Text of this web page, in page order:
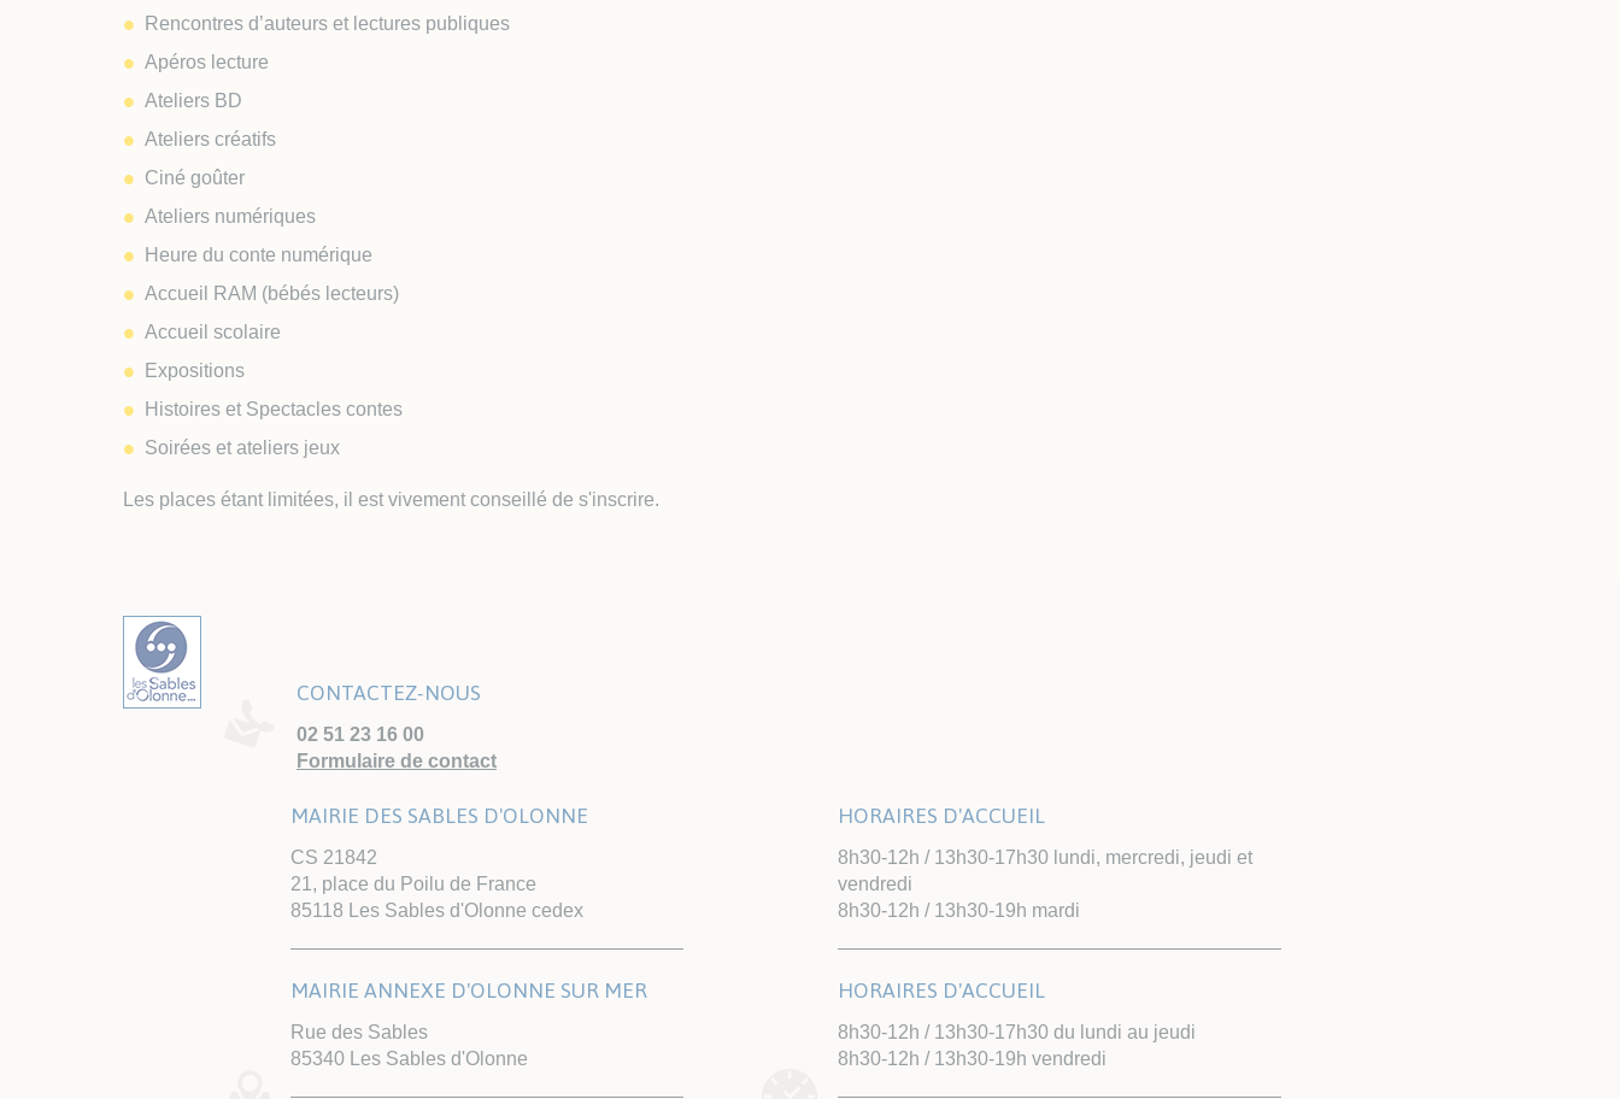
Rencontres d’auteurs et lectures publiques
Apéros lecture
Ateliers BD
Ateliers créatifs
Ciné goûter
Ateliers numériques
Heure du conte numérique
Accueil RAM (bébés lecteurs)
Accueil scolaire
Expositions
Histoires et Spectacles contes
Soirées et ateliers jeux
Les places étant limitées, il est vivement conseillé de s'inscrire.
CONTACTEZ-NOUS
02 51 23 16 00
Formulaire de contact
MAIRIE DES SABLES D'OLONNE
CS 21842
21, place du Poilu de France
85118 Les Sables d'Olonne cedex
HORAIRES D'ACCUEIL
8h30-12h / 13h30-17h30 lundi, mercredi, jeudi et
vendredi
8h30-12h / 13h30-19h mardi
MAIRIE ANNEXE D'OLONNE SUR MER
Rue des Sables
85340 Les Sables d'Olonne
HORAIRES D'ACCUEIL
8h30-12h / 13h30-17h30 du lundi au jeudi
8h30-12h / 13h30-19h vendredi